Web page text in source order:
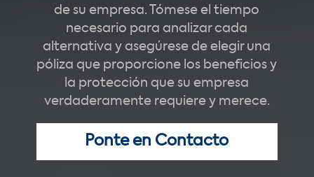
de su empresa. Tómese el tiempo
necesario para analizar cada
alternativa y asegúrese de elegir una
póliza que proporcione los beneficios y
la protección que su empresa
verdaderamente requiere y merece.
Ponte en Contacto